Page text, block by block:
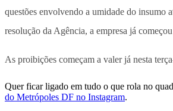
questões envolvendo a umidade do insumo
resolução da Agência, a empresa já
As proibições começam a valer já nesta
Quer ficar ligado em tudo o que rola no
do Metrópoles DF no Instagram.